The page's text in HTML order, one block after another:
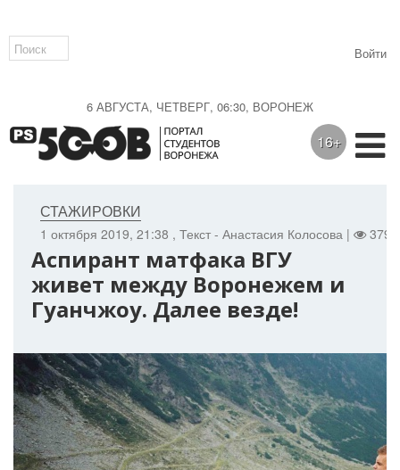
6 АВГУСТА, ЧЕТВЕРГ, 06:30, ВОРОНЕЖ
Войти
16+
1 октября 2019, 21:38 , Текст - Анастасия Колосова |
СТАЖИРОВКИ
Аспирант матфака ВГУ
живет между Воронежем и
Гуанчжоу. Далее везде!